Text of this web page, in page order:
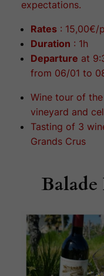
expectations.
Rates: 15,00€/
Duration : 1h
Departure at
from 06/01 to
Wine tour of
vineyard and
Tasting of 3
Grands Crus